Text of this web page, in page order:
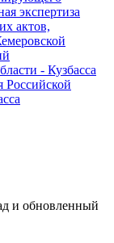
экспертиза
актов,
- Кузбасса
Российской
и обновленный